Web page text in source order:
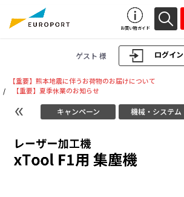
ログイン
ゲスト 様
お買い物ガイド
【重要】熊本地震に伴うお荷物のお届けについて
/
【重要】夏季休業のお知らせ
キャンペーン 機械・システム